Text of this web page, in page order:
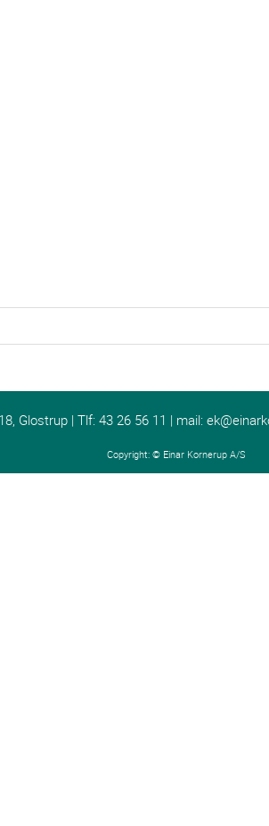
Glostrup | Tlf: 43 26 56 11 | mail:
Copyright: © Einar Kornerup A/S